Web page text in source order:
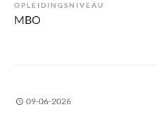
OPLEIDINGSNIVEAU
MBO
09-06-2026